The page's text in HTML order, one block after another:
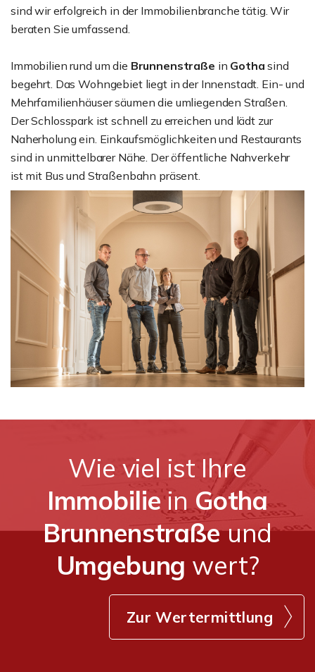
sind wir erfolgreich in der Immobilienbranche tätig. Wir
beraten Sie umfassend.
Immobilien rund um die Brunnenstraße in Gothasind
begehrt. Das Wohngebiet liegt in der Innenstadt. Ein- und
Mehrfamilienhäuser säumen die umliegenden Straßen.
Der Schlosspark ist schnell zu erreichen und lädt zur
Naherholung ein. Einkaufsmöglichkeiten und Restaurants
sind in unmittelbarer Nähe. Der öffentliche Nahverkehr
ist mit Bus und Straßenbahn präsent.
Wie viel ist Ihre
Immobiliein Gotha
Brunnenstraßeund
Umgebung wert?
Zur Wertermittlung